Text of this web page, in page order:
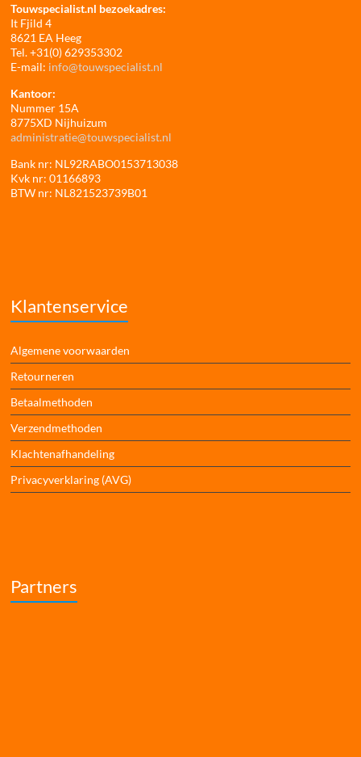
Touwspecialist.nl bezoekadres:
It Fjild 4
8621 EA Heeg
Tel. +31(0) 629353302
E-mail: info@touwspecialist.nl
Kantoor:
Nummer 15A
8775XD Nijhuizum
administratie@touwspecialist.nl
Bank nr: NL92RABO0153713038
Kvk nr: 01166893
BTW nr: NL821523739B01
Klantenservice
Algemene voorwaarden
Retourneren
Betaalmethoden
Verzendmethoden
Klachtenafhandeling
Privacyverklaring (AVG)
Partners